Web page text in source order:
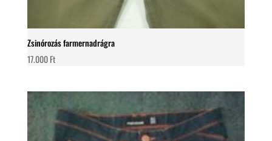
Zsinórozás farmernadrágra
17.000Ft